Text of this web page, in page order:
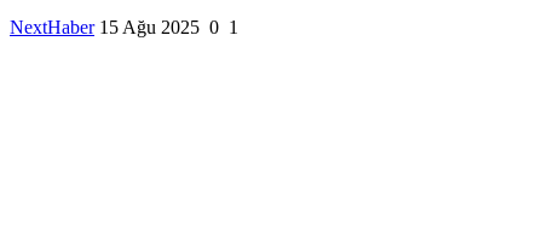
NextHaber 15 Ağu 2025 0 1